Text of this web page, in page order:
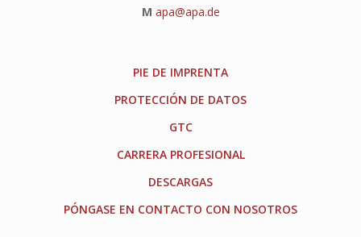
M apa@apa.de
PIE DE IMPRENTA
PROTECCIÓN DE DATOS
GTC
CARRERA PROFESIONAL
DESCARGAS
PÓNGASE EN CONTACTO CON NOSOTROS